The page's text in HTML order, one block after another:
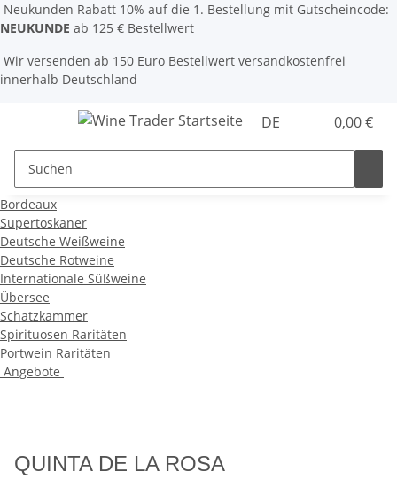
Neukunden Rabatt 10% auf die 1. Bestellung mit Gutscheincode:
NEUKUNDE ab 125 € Bestellwert
Wir versenden ab 150 Euro Bestellwert versandkostenfrei
innerhalb Deutschland
DE 0,00 €
Bordeaux
Supertoskaner
Deutsche Weißweine
Deutsche Rotweine
Internationale Süßweine
Übersee
Schatzkammer
Spirituosen Raritäten
Portwein Raritäten
Angebote
QUINTA DE LA ROSA